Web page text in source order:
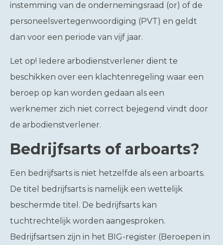
instemming van de ondernemingsraad (or) of de
personeelsvertegenwoordiging (PVT) en geldt
dan voor een periode van vijf jaar.
Let op! Iedere arbodienstverlener dient te
beschikken over een klachtenregeling waar een
beroep op kan worden gedaan als een
werknemer zich niet correct bejegend vindt door
de arbodienstverlener.
Bedrijfsarts of arboarts?
Een bedrijfsarts is niet hetzelfde als een arboarts.
De titel bedrijfsarts is namelijk een wettelijk
beschermde titel. De bedrijfsarts kan
tuchtrechtelijk worden aangesproken.
Bedrijfsartsen zijn in het BIG-register (Beroepen in